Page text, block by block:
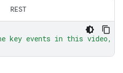
REST
key events in this video,